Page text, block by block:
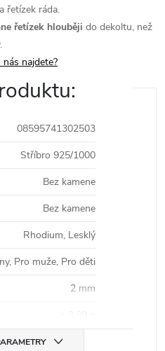
řetízek ráda.
řetízek hlouběji do dekoltu, než
najdete?
08595741302503
Stříbro 925/1000
Bez kamene
Bez kamene
Rhodium, Lesklý
Pro muže, Pro děti
2 mm